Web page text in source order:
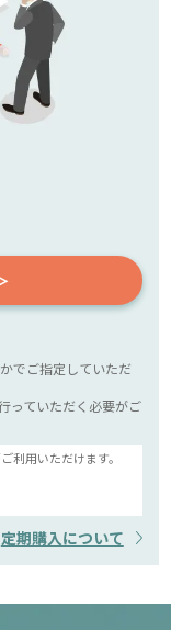
でご指定していただ
っていただく必要がご
利用いただけます。
定期購入について